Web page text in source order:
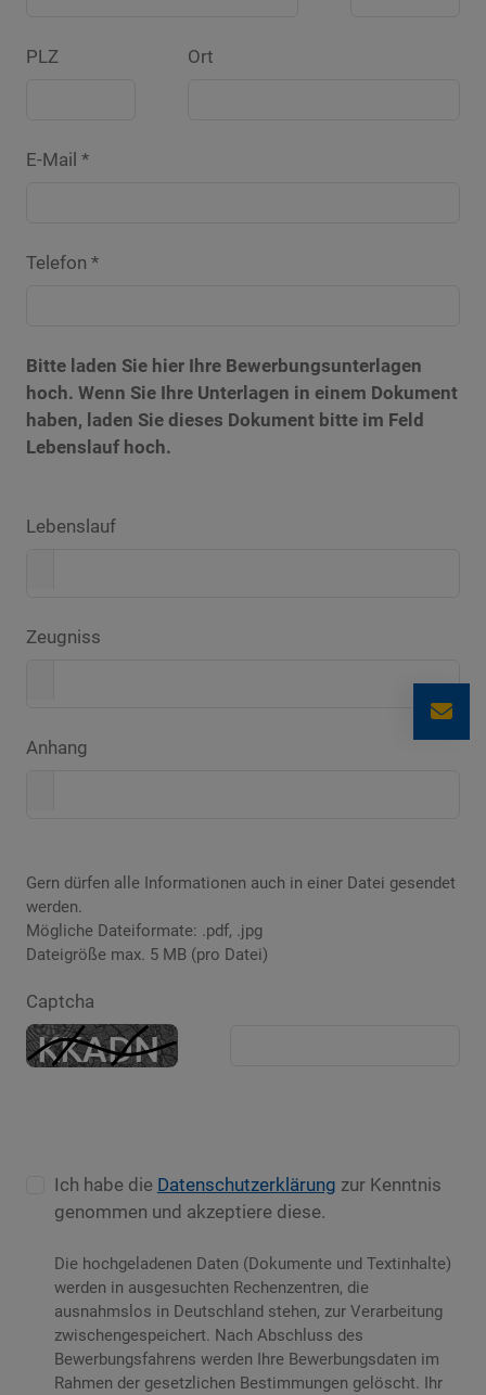
PLZ Ort
E-Mail *
Telefon *
Bitte laden Sie hier Ihre Bewerbungsunterlagen
hoch. Wenn Sie Ihre Unterlagen in einem Dokument
haben, laden Sie dieses Dokument bitte im Feld
Lebenslauf hoch.
Lebenslauf
Zeugniss
Anhang
Gern dürfen alle Informationen auch in einer Datei gesendet
werden.
Mögliche Dateiformate: .pdf, .jpg
Dateigröße max. 5 MB (pro Datei)
Captcha
Ich habe die Datenschutzerklärung zur Kenntnis
genommen und akzeptiere diese.
Die hochgeladenen Daten (Dokumente und Textinhalte)
werden in ausgesuchten Rechenzentren, die
ausnahmslos in Deutschland stehen, zur Verarbeitung
zwischengespeichert. Nach Abschluss des
Bewerbungsfahrens werden Ihre Bewerbungsdaten im
Rahmen der gesetzlichen Bestimmungen gelöscht. Ihr